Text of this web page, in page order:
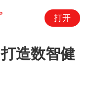
打开
造数智健